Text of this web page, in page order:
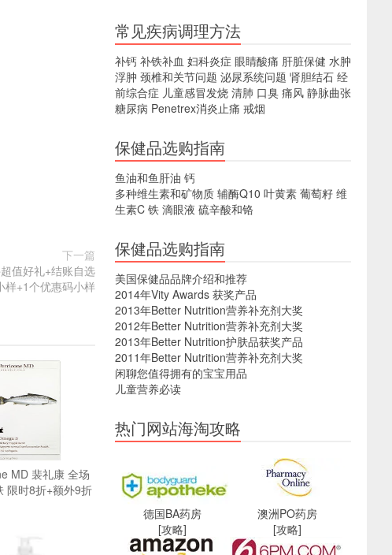
下一篇
值好礼+结账自选
样+1个优惠码小样
MD 裴礼康 全场
限时8折+额外9折
常见疾病调理方法
补钙 补铁补血 妇科炎症 眼睛酸痛 肝脏保健 水肿
浮肿 颈椎和关节问题 泌尿系统问题 肾胆结石 经
前综合症 儿童感冒发烧 清肺 口臭 痛风 静脉曲张
糖尿病 Penetrex消炎止痛 戒烟
保健品选购指南
鱼油和鱼肝油 钙
多种维生素和矿物质 辅酶Q10 叶黄素 葡萄籽 维
生素C 铁 滴眼液 硫辛酸和铬
保健品选购指南
美国保健品品牌介绍和推荐
2014年Vity Awards 获奖产品
2013年Better Nutrition营养补充剂大奖
2012年Better Nutrition营养补充剂大奖
2013年Better Nutrition护肤品获奖产品
2011年Better Nutrition营养补充剂大奖
闲聊您值得拥有的宝宝用品
儿童营养必读
热门网站海淘攻略
德国BA药房
[攻略]
澳洲PO药房
[攻略]